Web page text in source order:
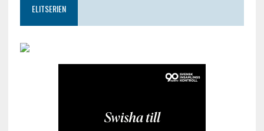
ELITSERIEN